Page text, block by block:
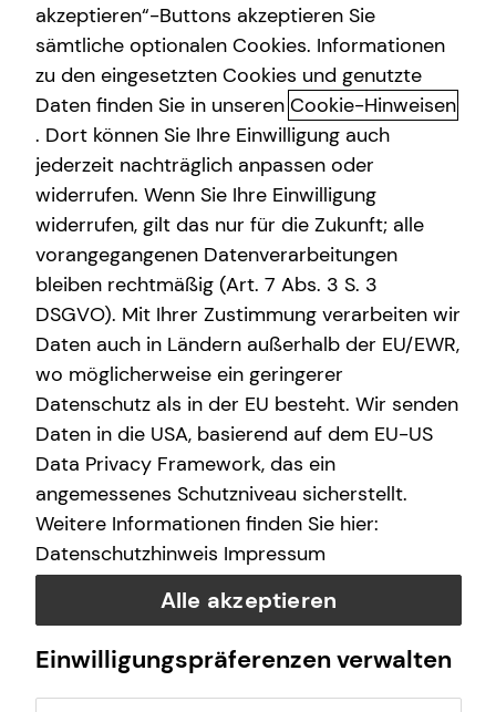
Geschäftszeiten
Montag
Dienstag
08:00 - 12:00 Uhr
14:00 - 20:00 Uhr
Mittwoch 08:00 - 18:00 Uhr
Donnerstag 08:00 - 21:00 Uhr
Freitag 08:00 - 18:00 Uhr
Samstag 10:00 - 15:00 Uhr
dieser Geschäftszeiten auf Anfrage möglich.
akzeptieren“-Buttons akzeptieren Sie
sämtliche optionalen Cookies. Informationen
zu den eingesetzten Cookies und genutzte
Daten finden Sie in unseren Cookie-Hinweisen
. Dort können Sie Ihre Einwilligung auch
jederzeit nachträglich anpassen oder
widerrufen. Wenn Sie Ihre Einwilligung
widerrufen, gilt das nur für die Zukunft; alle
vorangegangenen Datenverarbeitungen
bleiben rechtmäßig (Art. 7 Abs. 3 S. 3
DSGVO). Mit Ihrer Zustimmung verarbeiten wir
Daten auch in Ländern außerhalb der EU/EWR,
wo möglicherweise ein geringerer
Datenschutz als in der EU besteht. Wir senden
Daten in die USA, basierend auf dem EU-US
Data Privacy Framework, das ein
angemessenes Schutzniveau sicherstellt.
Weitere Informationen finden Sie hier:
Datenschutzhinweis Impressum
Alle akzeptieren
Einwilligungspräferenzen verwalten